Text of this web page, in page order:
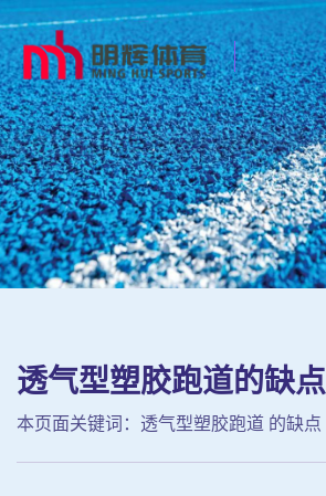
透气型塑胶跑道的缺点
本页面关键词：透气型塑胶跑道 的缺点